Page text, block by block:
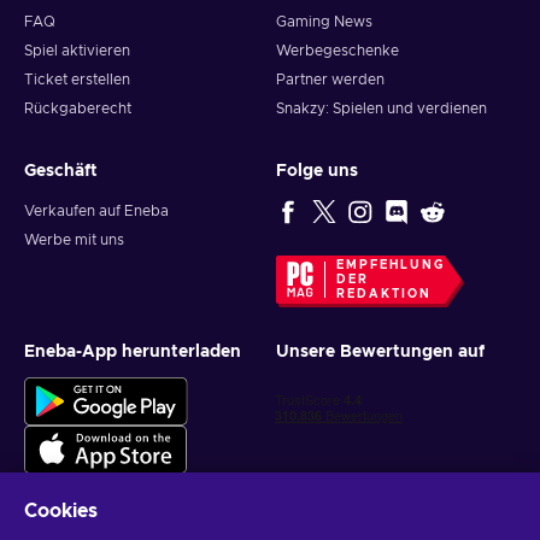
FAQ
Spiel aktivieren
Ticket erstellen
Rückgaberecht
Gaming News
Werbegeschenke
Partner werden
Snakzy: Spielen und verdienen
Geschäft
Verkaufen auf Eneba
Werbe mit uns
Folge uns
EMPFEHLUNG
DER
REDAKTION
Eneba-App herunterladen Unsere Bewertungen auf
Cookies